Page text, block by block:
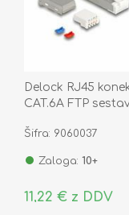
Delock RJ45
CAT.6A FTP
Šifra: 9060037
Zaloga: 10+
11,22 € z DDV